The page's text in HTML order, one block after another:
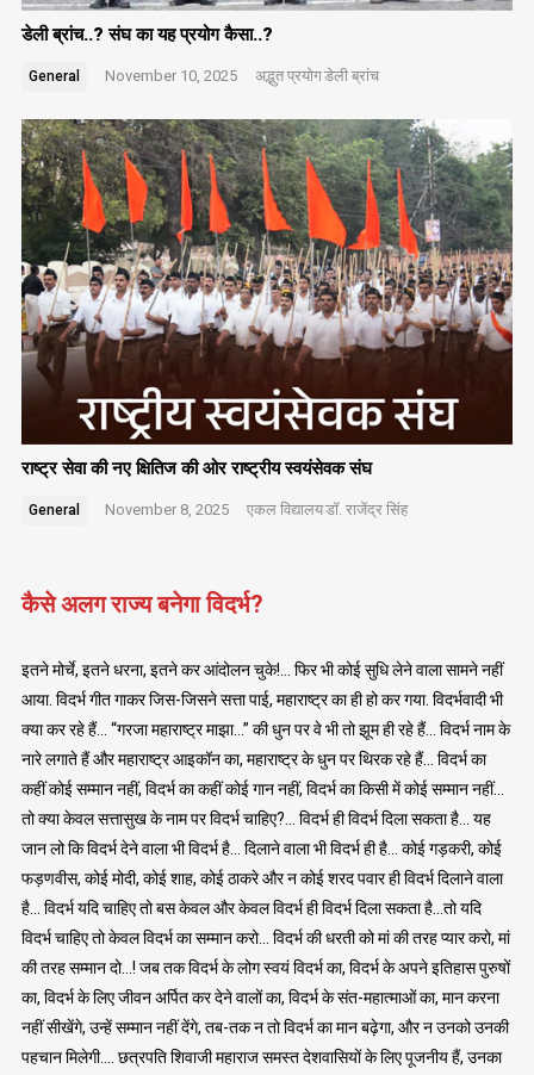
डेली ब्रांच..? संघ का यह प्रयोग कैसा..?
General November 10, 2025 अद्भुत प्रयोगडेली ब्रांच
राष्ट्र सेवा की नए क्षितिज की ओर राष्ट्रीय स्वयंसेवक संघ
General November 8, 2025 एकल विद्यालयडॉ. राजेंद्र सिंह
कैसे अलग राज्य बनेगा विदर्भ?
इतने मोर्चे, इतने धरना, इतने कर आंदोलन चुके!… फिर भी कोई सुधि लेने वाला सामने नहीं
आया. विदर्भ गीत गाकर जिस-जिसने सत्ता पाई, महाराष्ट्र का ही हो कर गया. विदर्भवादी भी
क्या कर रहे हैं… “गरजा महाराष्ट्र माझा…” की धुन पर वे भी तो झूम ही रहे हैं… विदर्भ नाम के
नारे लगाते हैं और महाराष्ट्र आइकॉन का, महाराष्ट्र के धुन पर थिरक रहे हैं… विदर्भ का
कहीं कोई सम्मान नहीं, विदर्भ का कहीं कोई गान नहीं, विदर्भ का किसी में कोई सम्मान नहीं…
तो क्या केवल सत्तासुख के नाम पर विदर्भ चाहिए?… विदर्भ ही विदर्भ दिला सकता है… यह
जान लो कि विदर्भ देने वाला भी विदर्भ है… दिलाने वाला भी विदर्भ ही है… कोई गड़करी, कोई
फड़णवीस, कोई मोदी, कोई शाह, कोई ठाकरे और न कोई शरद पवार ही विदर्भ दिलाने वाला
है… विदर्भ यदि चाहिए तो बस केवल और केवल विदर्भ ही विदर्भ दिला सकता है…तो यदि
विदर्भ चाहिए तो केवल विदर्भ का सम्मान करो… विदर्भ की धरती को मां की तरह प्यार करो, मां
की तरह सम्मान दो…! जब तक विदर्भ के लोग स्वयं विदर्भ का, विदर्भ के अपने इतिहास पुरुषों
का, विदर्भ के लिए जीवन अर्पित कर देने वालों का, विदर्भ के संत-महात्माओं का, मान करना
नहीं सीखेंगे, उन्हें सम्मान नहीं देंगे, तब-तक न तो विदर्भ का मान बढ़ेगा, और न उनको उनकी
पहचान मिलेगी…. छत्रपति शिवाजी महाराज समस्त देशवासियों के लिए पूजनीय हैं, उनका